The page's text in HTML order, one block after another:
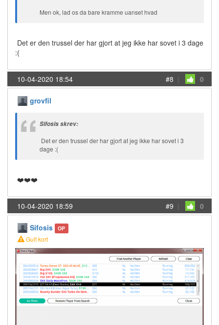
Men ok, lad os da bare kramme uanset hvad
Det er den trussel der har gjort at jeg ikke har sovet i 3 dage
:(
10-04-2020 18:54 #8 | 0
grovfil
Sifosis skrev:
Det er den trussel der har gjort at jeg ikke har sovet i 3
dage :(
❤️❤️❤️
10-04-2020 18:59 #9 | 0
Sifosis OP
Gult kort